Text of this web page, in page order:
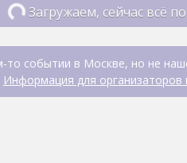
Загружаем, сейчас всё
то событии в Москве, но не
Информация для организаторов